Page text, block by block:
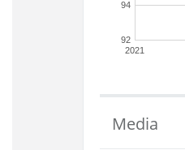
2021
92
94
Media